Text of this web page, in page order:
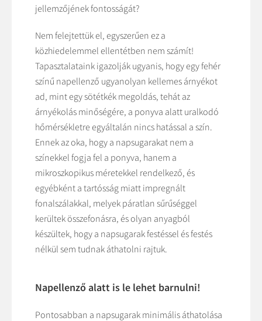
jellemzőjének fontosságát?
Nem felejtettük el, egyszerűen ez a
közhiedelemmel ellentétben nem számít!
Tapasztalataink igazolják ugyanis, hogy egy fehér
színű napellenző ugyanolyan kellemes árnyékot
ad, mint egy sötétkék megoldás, tehát az
árnyékolás minőségére, a ponyva alatt uralkodó
hőmérsékletre egyáltalán nincs hatással a szín.
Ennek az oka, hogy a napsugarakat nem a
színekkel fogja fel a ponyva, hanem a
mikroszkopikus méretekkel rendelkező, és
egyébként a tartósság miatt impregnált
fonalszálakkal, melyek páratlan sűrűséggel
kerültek összefonásra, és olyan anyagból
készültek, hogy a napsugarak festéssel és festés
nélkül sem tudnak áthatolni rajtuk.
Napellenző alatt is le lehet barnulni!
Pontosabban a napsugarak minimális áthatolása